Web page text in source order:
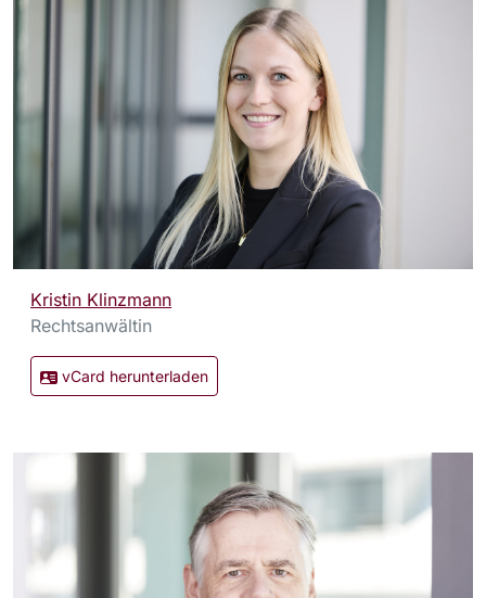
Kristin Klinzmann
Rechtsanwältin
vCard herunterladen